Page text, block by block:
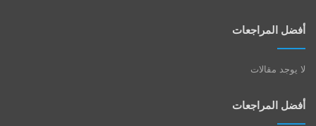
أفضل المراجعات
لا يوجد مقالات
أفضل المراجعات